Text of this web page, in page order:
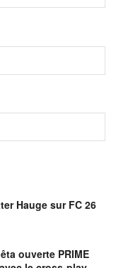
Hauge sur FC 26
ouverte PRIME